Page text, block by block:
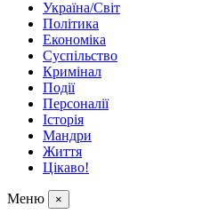
Україна/Світ
Політика
Економіка
Суспільство
Кримінал
Події
Персоналії
Історія
Мандри
Життя
Цікаво!
Меню ×